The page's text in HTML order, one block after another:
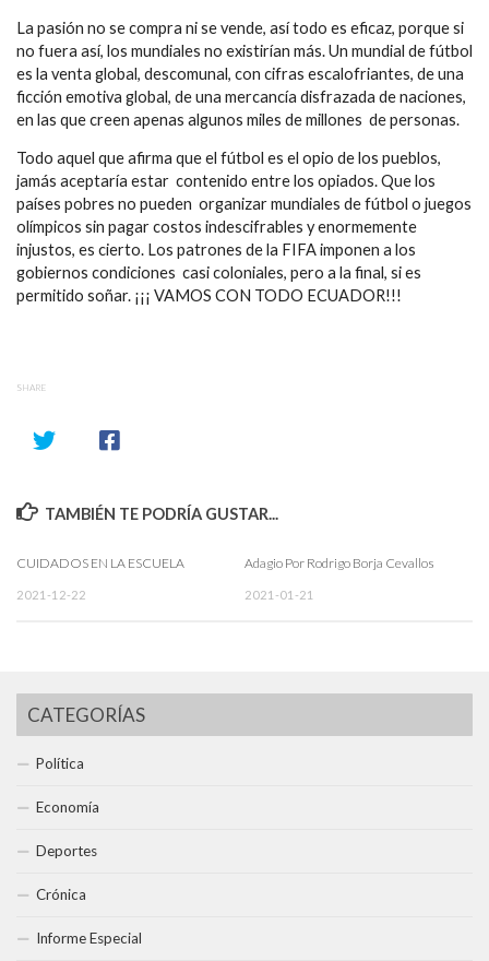
La pasión no se compra ni se vende, así todo es eficaz, porque si
no fuera así, los mundiales no existirían más. Un mundial de fútbol
es la venta global, descomunal, con cifras escalofriantes, de una
ficción emotiva global, de una mercancía disfrazada de naciones,
en las que creen apenas algunos miles de millones de personas.
Todo aquel que afirma que el fútbol es el opio de los pueblos,
jamás aceptaría estar contenido entre los opiados. Que los
países pobres no pueden organizar mundiales de fútbol o juegos
olímpicos sin pagar costos indescifrables y enormemente
injustos, es cierto. Los patrones de la FIFA imponen a los
gobiernos condiciones casi coloniales, pero a la final, si es
permitido soñar. ¡¡¡ VAMOS CON TODO ECUADOR!!!
SHARE
TAMBIÉN TE PODRÍA GUSTAR...
CUIDADOS EN LA ESCUELA
2021-12-22
Adagio Por Rodrigo Borja Cevallos
2021-01-21
CATEGORÍAS
Política
Economía
Deportes
Crónica
Informe Especial